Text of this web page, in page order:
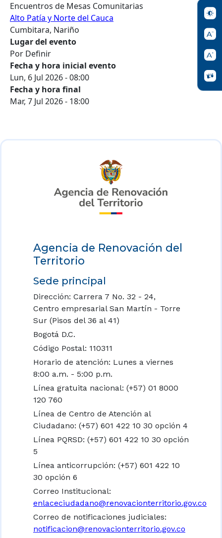
Encuentros de Mesas Comunitarias
Alto Patía y Norte del Cauca
Cumbitara, Nariño
Lugar del evento
Por Definir
Fecha y hora inicial evento
Lun, 6 Jul 2026 - 08:00
Fecha y hora final
Mar, 7 Jul 2026 - 18:00
Agencia de Renovación del
Territorio
Sede principal
Dirección: Carrera 7 No. 32 - 24,
Centro empresarial San Martín - Torre
Sur (Pisos del 36 al 41)
Bogotá D.C.
Código Postal: 110311
Horario de atención: Lunes a viernes
8:00 a.m. - 5:00 p.m.
Línea gratuita nacional: (+57) 01 8000
120 760
Línea de Centro de Atención al
Ciudadano: (+57) 601 422 10 30 opción 4
Línea PQRSD: (+57) 601 422 10 30 opción
5
Línea anticorrupción: (+57) 601 422 10
30 opción 6
Correo Institucional:
enlaceciudadano@renovacionterritorio.gov.co
Correo de notificaciones judiciales:
notificacion@renovacionterritorio.gov.co